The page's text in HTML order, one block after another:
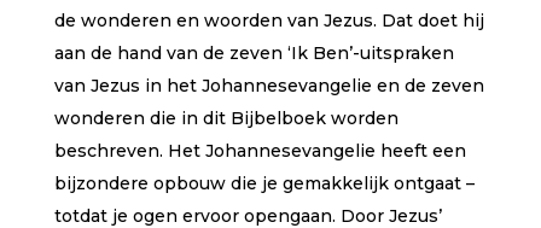
de wonderen en woorden van Jezus. Dat doet hij
aan de hand van de zeven ‘Ik Ben’-uitspraken
van Jezus in het Johannesevangelie en de zeven
wonderen die in dit Bijbelboek worden
beschreven. Het Johannesevangelie heeft een
bijzondere opbouw die je gemakkelijk ontgaat –
totdat je ogen ervoor opengaan. Door Jezus’